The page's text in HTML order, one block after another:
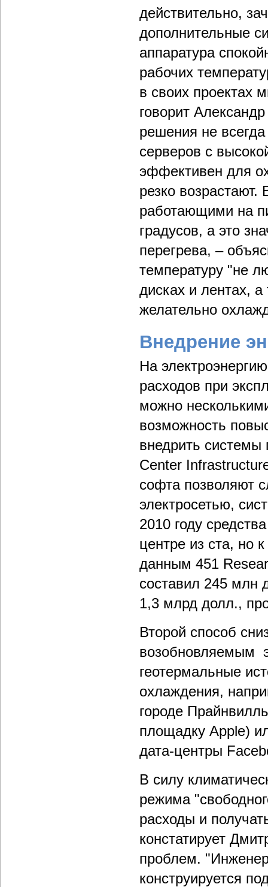
действительно,
дополнительные
аппаратура
рабочих
в своих проектах
говорит
решения не
серверов с
эффективен для
резко
работающими на
градусов, а это
перегрева, –
температуру "не
дисках и лентах,
желательно
Внедрение
На
расходов при
можно
возможность
внедрить cистемы
Center
софта позволяют
электросетью,
2010 году
центре из ста, но
данным 451
составил 245 млн
1,3 млрд долл.,
Второй способ
возобновляемым
геотермальные
охлаждения,
городе
площадку Apple)
дата-центры
В силу
режима
расходы и
констатирует
проблем.
конструируется